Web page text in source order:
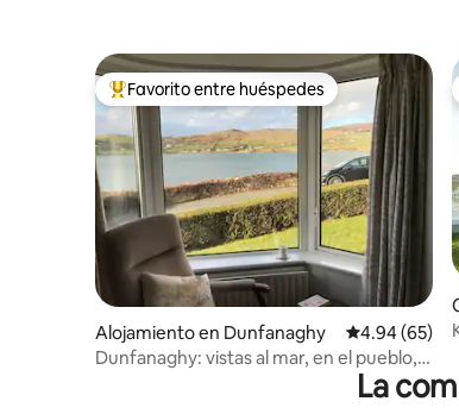
Favorito entre huéspedes preferido
Favorito entre huéspedes
Alojamiento en Dunfanaghy Calificación
4.94 (65)
Dunfanaghy: vistas al mar, en el pueblo,
La